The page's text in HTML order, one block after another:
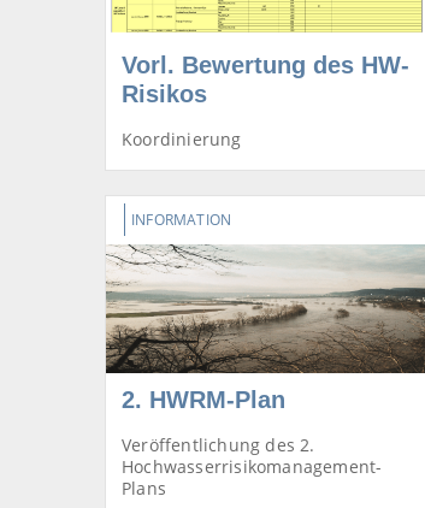
Vorl. Bewertung des HW-
Risikos
Koordinierung
INFORMATION
2. HWRM-Plan
Veröffentlichung des 2.
Hochwasserrisikomanagement-
Plans